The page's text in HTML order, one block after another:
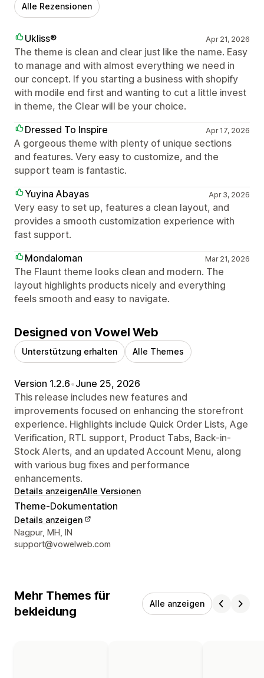
Alle Rezensionen
Ukliss® Apr 21, 2026
The theme is clean and clear just like the name. Easy
to manage and with almost everything we need in
our concept. If you starting a business with shopify
with modile end first and wanting to cut a little invest
in theme, the Clear will be your choice.
Dressed To Inspire
Apr 17, 2026
A gorgeous theme with plenty of unique sections
and features. Very easy to customize, and the
support team is fantastic.
Yuyina Abayas
Apr 3, 2026
Very easy to set up, features a clean layout, and
provides a smooth customization experience with
fast support.
Mondaloman
Mar 21, 2026
The Flaunt theme looks clean and modern. The
layout highlights products nicely and everything
feels smooth and easy to navigate.
Designed von Vowel Web
Unterstützung erhalten Alle Themes
Version 1.2.6•June 25, 2026
This release includes new features and
improvements focused on enhancing the storefront
experience. Highlights include Quick Order Lists, Age
Verification, RTL support, Product Tabs, Back-in-
Stock Alerts, and an updated Account Menu, along
with various bug fixes and performance
enhancements.
Details anzeigenAlle Versionen
Theme-Dokumentation
Details anzeigen
Designer-Kontaktdaten
Nagpur, MH, IN
support@vowelweb.com
Mehr Themes für
bekleidung
Alle anzeigen